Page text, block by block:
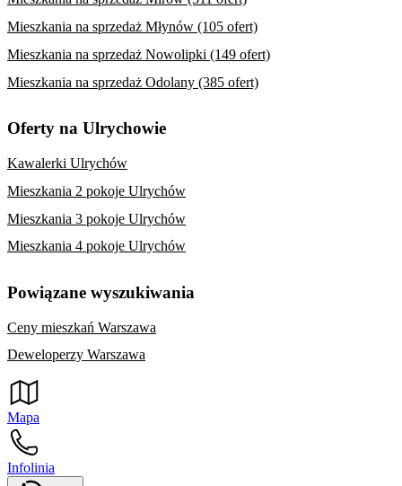
Mieszkania na sprzedaż Młynów (105 ofert)
Mieszkania na sprzedaż Nowolipki (149 ofert)
Mieszkania na sprzedaż Odolany (385 ofert)
Oferty na Ulrychowie
Kawalerki Ulrychów
Mieszkania 2 pokoje Ulrychów
Mieszkania 3 pokoje Ulrychów
Mieszkania 4 pokoje Ulrychów
Powiązane wyszukiwania
Ceny mieszkań Warszawa
Deweloperzy Warszawa
Mapa
Infolinia